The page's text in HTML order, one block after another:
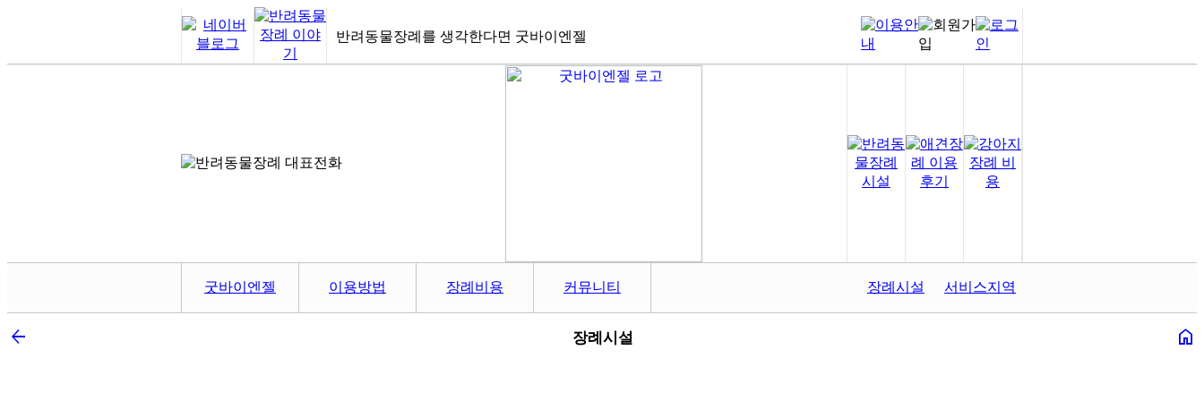
반려동물장례를 생각한다면 굿바이엔젤
굿바이엔젤 이용방법 장례비용 커뮤니티 장례시설 서비스지역
arrow_back 장례시설 home